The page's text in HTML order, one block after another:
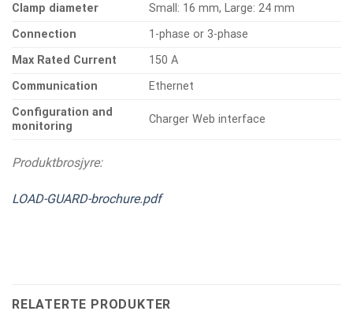
Clamp diameter
Small: 16 mm, Large: 24 mm
Connection
1-phase or 3-phase
Max Rated Current
150 A
Communication
Ethernet
Configuration and
monitoring
Charger Web interface
Produktbrosjyre:
LOAD-GUARD-brochure.pdf
RELATERTE PRODUKTER